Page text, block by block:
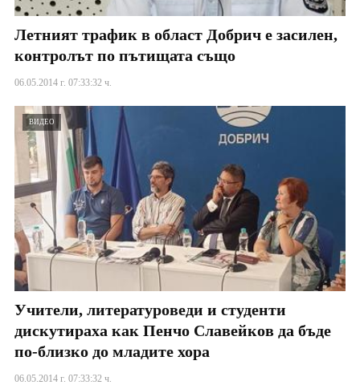
Летният трафик в област Добрич е засилен,
контролът по пътищата също
06.05.2014 г. 07:33:32 ч.
ВИДЕО
Учители, литературоведи и студенти
дискутираха как Пенчо Славейков да бъде
по-близко до младите хора
06.05.2014 г. 07:33:32 ч.